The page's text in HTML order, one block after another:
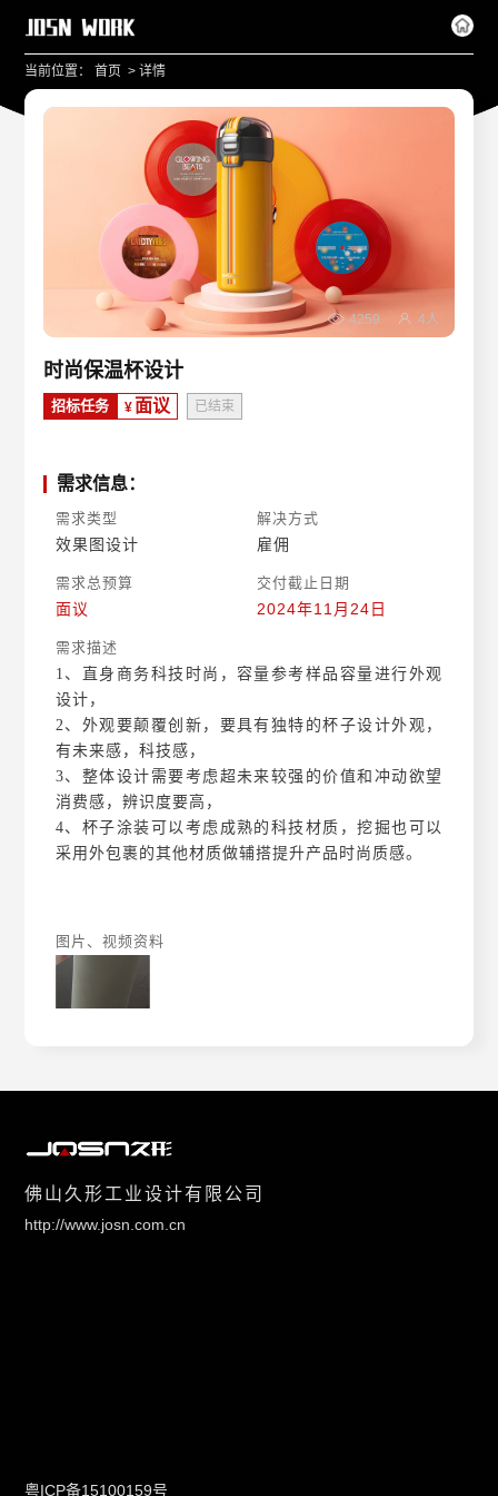
当前位置： 首页 >详情
4259 4人
招标任务 ¥ 面议 已结束
时尚保温杯设计
需求信息：
需求类型
效果图设计
解决方式
雇佣
需求总预算
面议
交付截止日期
2024年11月24日
需求描述
1、直身商务科技时尚，容量参考样品容量进行外观
设计，
2、外观要颠覆创新，要具有独特的杯子设计外观，
有未来感，科技感，
3、整体设计需要考虑超未来较强的价值和冲动欲望
消费感，辨识度要高，
4、杯子涂装可以考虑成熟的科技材质，挖掘也可以
采用外包裹的其他材质做辅搭提升产品时尚质感。
图片、视频资料
佛山久形工业设计有限公司
http://www.josn.com.cn
粤ICP备15100159号